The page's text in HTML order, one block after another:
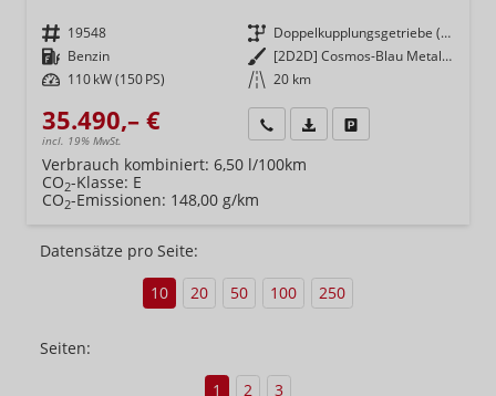
Fahrzeugnr. 19548 Getriebe
Doppelkupplungsgetriebe (DSG)
Kraftstoff Benzin Außenfarbe
[2D2D] Cosmos-Blau Metallic
Leistung 110 kW (150 PS) Kilometerstand 20 km
35.490,– €
incl. 19% MwSt.
Wir rufen Sie anFahrzeugexposé (PDF)
Verbrauch kombiniert: 6,50 l/100km
CO2-Klasse: E
CO2-Emissionen: 148,00 g/km
Datensätze pro Seite:
10
20 50 100 250
Seiten:
1
2 3